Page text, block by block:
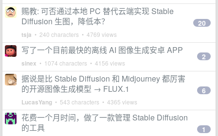
赐教: 可否通过本地 PC 替代云端实现 Stable
Diffusion 生图，降低本？
tsja • 240 characters • 4769 views
20
写了一个目前最快的离线 AI 图像生成安卓 APP
sinex • 1074 characters • 4156 views
2
据说是比 Stable Diffusion 和 Midjourney 都厉害
的开源图像生成模型 → FLUX.1
LucasYang • 543 characters • 4365 views
6
花费一个月时间，做了一款管理 Stable Diffusion
的工具
1